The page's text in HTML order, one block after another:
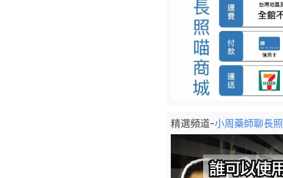
精選頻道-小周藥師聊長照